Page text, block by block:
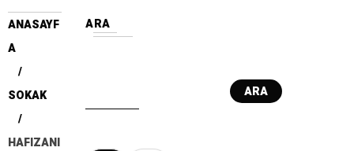
ANASAYF
A
SOKAK
HAFIZANI
ARA
ARA